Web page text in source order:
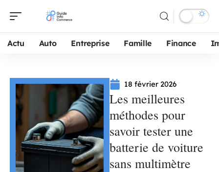
Actu Auto Entreprise Famille Finance
18 février 2026
Les meilleures
méthodes pour
savoir tester une
batterie de voiture
sans multimètre